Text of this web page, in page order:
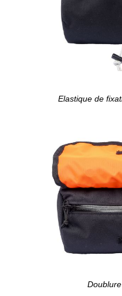
Elastique de